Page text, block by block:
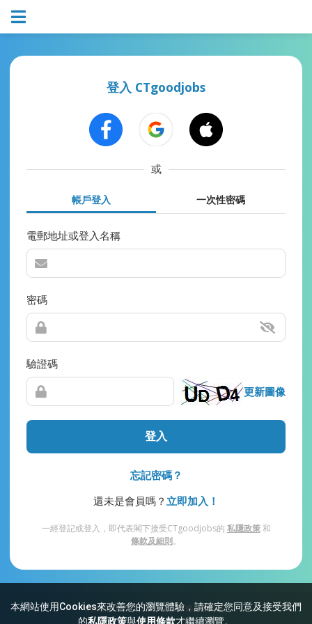
本網站使用Cookies來改善您的瀏覽體驗，請確定您同意及接受我們
的私隱政策與使用條款才繼續瀏覽。
登入 CTgoodjobs
或
帳戶登入 一次性密碼
電郵地址或登入名稱
密碼
驗證碼
更新圖像
登入
忘記密碼？
還未是會員嗎？ 立即加入！
一經登記或登入，即代表閣下接受CTgoodjobs的 私隱政策和
條款及細則。
網站索引 常見問題 私隱 條款及細則